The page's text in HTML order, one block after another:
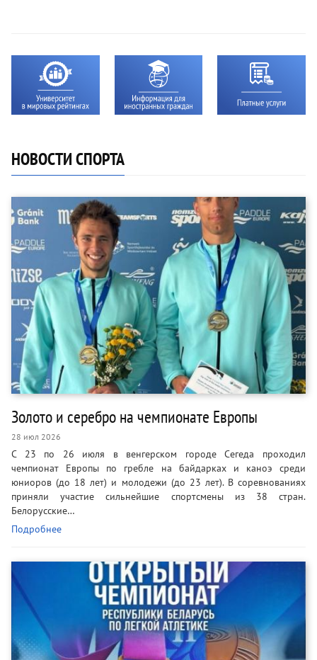
НОВОСТИ СПОРТА
Золото и серебро на чемпионате Европы
28 июл 2026
С 23 по 26 июля в венгерском городе Сегеда проходил
чемпионат Европы по гребле на байдарках и каноэ среди
юниоров (до 18 лет) и молодежи (до 23 лет). В соревнованиях
приняли участие сильнейшие спортсмены из 38 стран.
Белорусские…
Подробнее